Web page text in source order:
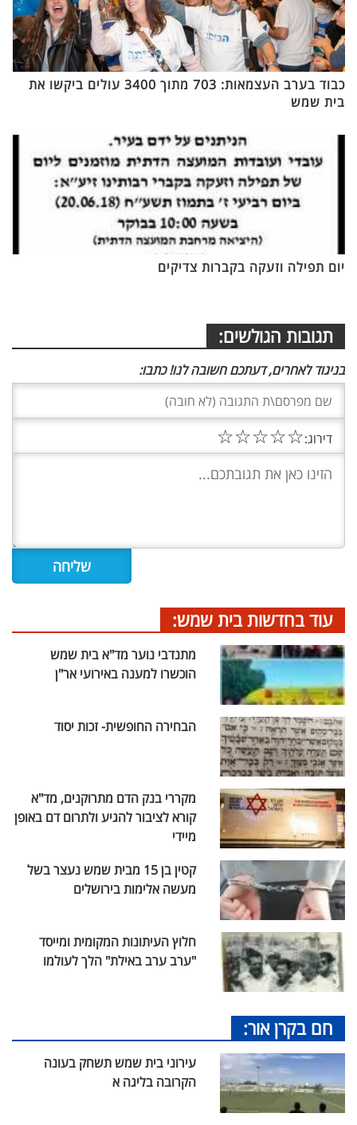
כבוד בערב העצמאות: 703 מתוך 3400 עולים ביקשו את
בית שמש
יום תפילה וזעקה בקברות צדיקים
תגובות הגולשים:
בניגוד לאחרים, דעתכם חשובה לנו! כתבו:
דירוג:☆
☆
☆
☆
☆
עוד בחדשות בית שמש:
מתנדבי נוער מד"א בית שמש
הוכשרו למענה באירועי אר"ן
הבחירה החופשית- זכות יסוד
מקררי בנק הדם מתרוקנים, מד"א
קורא לציבור להגיע ולתרום דם באופן
מיידי
קטין בן 15 מבית שמש נעצר בשל
מעשה אלימות בירושלים
חלוץ העיתונות המקומית ומייסד
"ערב ערב באילת" הלך לעולמו
חם בקרן אור:
עירוני בית שמש תשחק בעונה
הקרובה בליגה א